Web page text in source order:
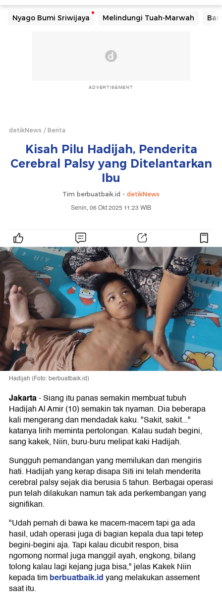
Nyago Bumi Sriwijaya Melindungi Tuah-Marwah
ADVERTISEMENT
detikNews Berita
Kisah Pilu Hadijah, Penderita
Cerebral Palsy yang Ditelantarkan
Ibu
Tim berbuatbaik.id - detikNews
Senin, 06 Okt 2025 11:23 WIB
Hadijah (Foto: berbuatbaik.id)
Jakarta-Siang itu panas semakin membuat tubuh
Hadijah Al Amir (10) semakin tak nyaman. Dia beberapa
kali mengerang dan mendadak kaku. "Sakit, sakit..."
katanya lirih meminta pertolongan. Kalau sudah begini,
sang kakek, Niin, buru-buru melipat kaki Hadijah.
Sungguh pemandangan yang memilukan dan mengiris
hati. Hadijah yang kerap disapa Siti ini telah menderita
cerebral palsy sejak dia berusia 5 tahun. Berbagai operasi
pun telah dilakukan namun tak ada perkembangan yang
signifikan.
"Udah pernah di bawa ke macem-macem tapi ga ada
hasil, udah operasi juga di bagian kepala dua tapi tetep
begini-begini aja. Tapi kalau dicubit respon, bisa
ngomong normal juga manggil ayah, engkong, bilang
tolong kalau lagi kejang juga bisa," jelas Kakek Niin
kepada timberbuatbaik.idyang melakukan assement
saat itu.